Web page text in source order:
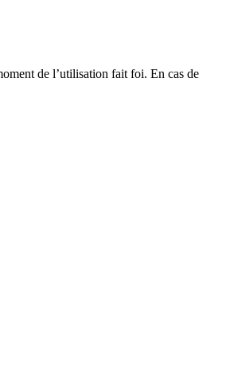
de l’utilisation fait foi. En cas de